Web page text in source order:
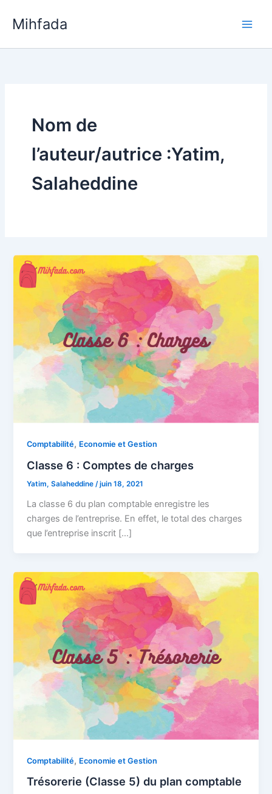
Mihfada
Nom de
l’auteur/autrice :Yatim,
Salaheddine
Comptabilité, Economie et Gestion
Classe 6 : Comptes de charges
Yatim, Salaheddine /juin 18, 2021
La classe 6 du plan comptable enregistre les
charges de l’entreprise. En effet, le total des charges
que l’entreprise inscrit […]
Comptabilité, Economie et Gestion
Trésorerie (Classe 5) du plan comptable